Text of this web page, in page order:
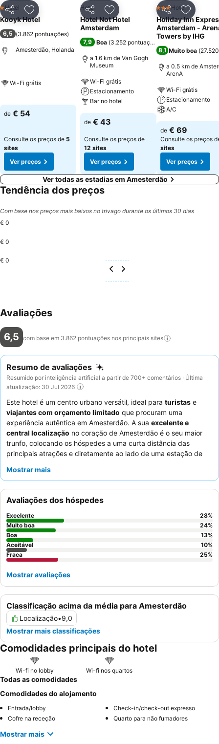
Possui um centro de eventos e negócios. Para o lazer do hóspede,
passeios pelos canais, de motos e visitas ao museus. O Hotel Kooyk
serve um buffet de café da manhã (pequeno almoço) diariamente,
inclusive opções vegetarianas.
PartilharAdicionar aos favoritos
1 Estrelas
Hotel
Kooyk Hotel
6,5 (3.862 pontuações)
Amesterdão, Holanda
Wi-Fi grátis
de € 54
Consulte os preços de 5
sites
Ver preços
PartilharAdicionar aos favoritos
Hotel
Hotel Not Hotel
Amsterdam
7,9 Boa (3.252 pontuações
a 1.6 km de Van Gogh
Museum
Wi-Fi grátis
Estacionamento
Bar no hotel
de € 43
Consulte os preços de
12 sites
Ver preços
Partilhar
3 Estrelas
Hotel
Holiday Inn
Amsterdam -
Towers by IHG
8,1 Muito boa (
a 0.5 km de
ArenA
Wi-Fi grátis
Estacionamento
A/C
de € 69
Consulte os preços
sites
Ver preços
Ver todas as estadias em Amesterdão
Tendência dos preços
Com base nos preços mais baixos no trivago durante os últimos 30 dias
€ 0
€ 0
€ 0
Avaliações
6,5 com base em 3.862 pontuações nos principais sites
Resumo de avaliações
Resumido por inteligência artificial a partir de 700+ comentários · Última
atualização: 30 Jul 2026
Este hotel é um centro urbano versátil, ideal para turistas e
viajantes com orçamento limitado que procuram uma
experiência autêntica em Amesterdão. A sua excelente e
central localização no coração de Amesterdão é o seu maior
trunfo, colocando os hóspedes a uma curta distância das
principais atrações e diretamente ao lado de uma estação de
comodidades sejam básicas, o elogio consistente ao
pequeno-almoço cozinhado
melhoram significativamente a experiência do hóspede. Para
uma estadia mais tranquila, os hóspedes devem pedir um
quarto virado para o jardim.
Mostrar mais
Classificação acima da média para Amesterdão
Localização•9,0
Mostrar mais classificações
Avaliações dos hóspedes
Excelente 28%
Muito boa
24%
Boa
13%
Aceitável
10%
Fraca
25%
Mostrar avaliações
Comodidades principais do hotel
Wi-fi no lobby Wi-fi nos quartos
Todas as comodidades
Comodidades do alojamento
Entrada/lobby
Check-in/check-out expresso
Cofre na receção
Quarto para não fumadores
Mostrar mais